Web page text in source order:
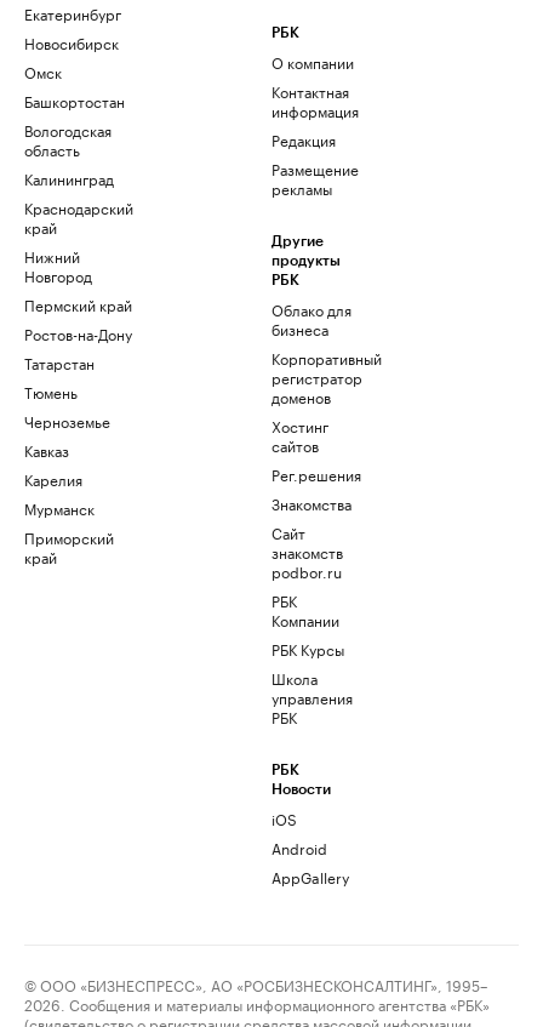
Екатеринбург
Новосибирск
Омск
Башкортостан
Вологодская
область
Калининград
Краснодарский
край
Нижний
Новгород
Пермский край
Ростов-на-Дону
Татарстан
Тюмень
Черноземье
Кавказ
Карелия
Мурманск
Приморский
край
РБК
О компании
Контактная
информация
Редакция
Размещение
рекламы
Другие
продукты
РБК
Облако для
бизнеса
Корпоративный
регистратор
доменов
Хостинг
сайтов
Рег.решения
Знакомства
Сайт
знакомств
podbor.ru
РБК
Компании
РБК Курсы
Школа
управления
РБК
РБК
Новости
iOS
Android
AppGallery
© ООО «БИЗНЕСПРЕСС», АО «РОСБИЗНЕСКОНСАЛТИНГ», 1995–
2026. Сообщения и материалы информационного агентства «РБК»